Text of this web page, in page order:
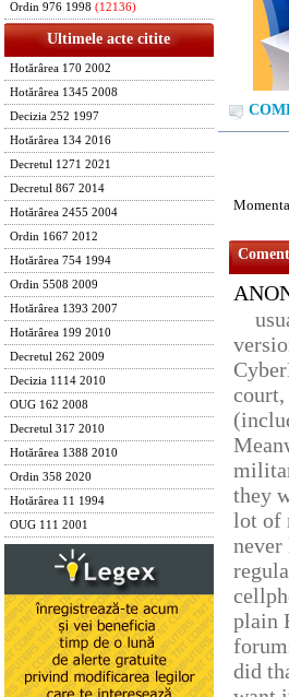
Ordin 976 1998 (12136)
Ultimele acte citite
Hotărârea 170 2002
Hotărârea 1345 2008
Decizia 252 1997
Hotărârea 134 2016
Decretul 1271 2021
Decretul 867 2014
Hotărârea 2455 2004
Ordin 1667 2012
Hotărârea 754 1994
Ordin 5508 2009
Hotărârea 1393 2007
Hotărârea 199 2010
Decretul 262 2009
Decizia 1114 2010
OUG 162 2008
Decretul 317 2010
Hotărârea 1388 2010
Ordin 358 2020
Hotărârea 11 1994
OUG 111 2001
they
lot of
never
plain
did